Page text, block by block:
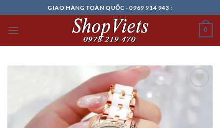
đến
nội
GIAO HÀNG TOÀN QUỐC - 0969 914 943 :
0